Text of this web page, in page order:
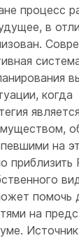
процесс
в
когда
на
приблизить
помочь
на